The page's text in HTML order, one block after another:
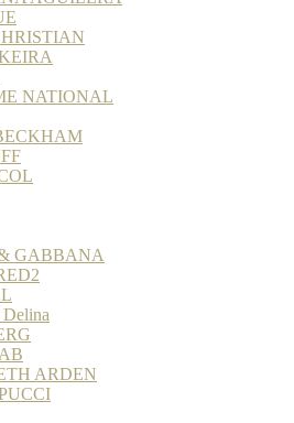
NATIONAL
GABBANA
ARDEN